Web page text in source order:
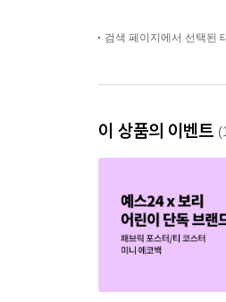
검색 페이지에서 선택된
이 상품의 이벤트